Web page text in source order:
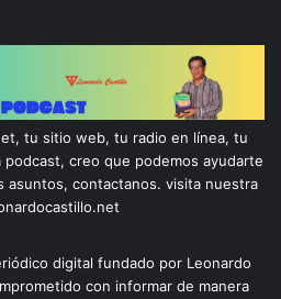
tu sitio web, tu radio en línea, tu
creo que podemos ayudarte
asuntos, contactanos. visita nuestra
digital fundado por Leonardo
con informar de manera